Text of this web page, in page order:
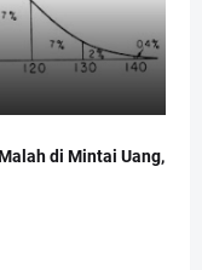
di Mintai Uang,